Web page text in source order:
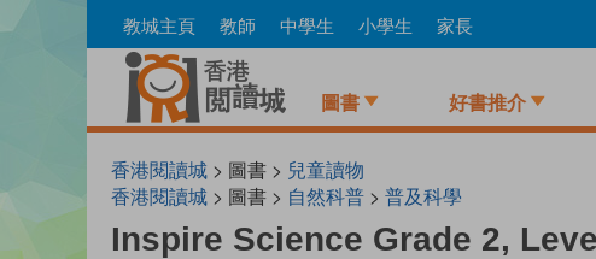
to
教城主頁 教師 中學生 小學生 家長
圖書 好書推介
香港閱讀城 > 圖書 > 兒童讀物
香港閱讀城 > 圖書 > 自然科普 > 普及科學
Inspire Science Grade 2,